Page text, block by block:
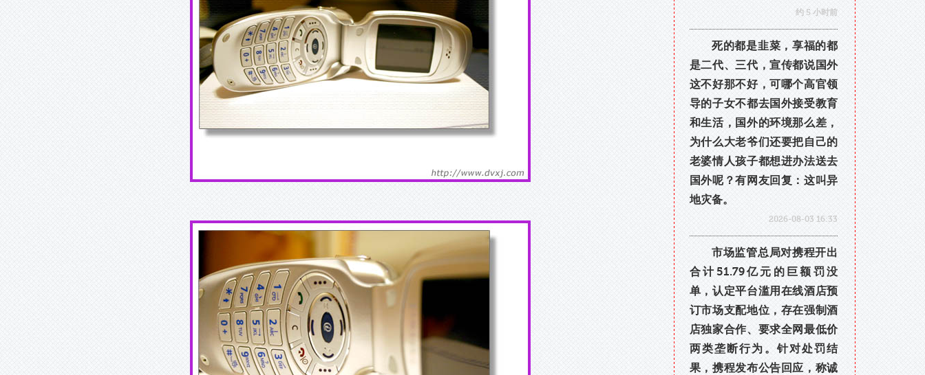
约 5 小时前
死的都是韭菜，享福的都
是二代、三代，宣传都说国外
这不好那不好，可哪个高官领
导的子女不都去国外接受教育
和生活，国外的环境那么差，
为什么大老爷们还要把自己的
老婆情人孩子都想进办法送去
国外呢？有网友回复：这叫异
地灾备。
2026-08-03 16:33
市场监管总局对携程开出
合计51.79亿元的巨额罚没
单，认定平台滥用在线酒店预
订市场支配地位，存在强制酒
店独家合作、要求全网最低价
两类垄断行为。针对处罚结
果，携程发布公告回应，称诚